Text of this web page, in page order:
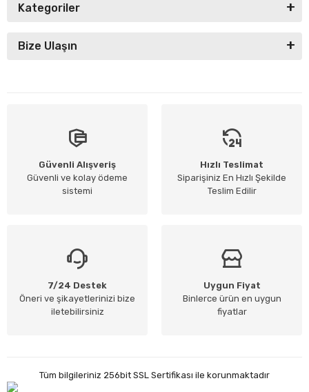
Kategoriler
Bize Ulaşın
Güvenli Alışveriş
Güvenli ve kolay ödeme
sistemi
Hızlı Teslimat
Siparişiniz En Hızlı Şekilde
Teslim Edilir
7/24 Destek
Öneri ve şikayetlerinizi bize
iletebilirsiniz
Uygun Fiyat
Binlerce ürün en uygun
fiyatlar
Tüm bilgileriniz 256bit SSL Sertifikası ile korunmaktadır